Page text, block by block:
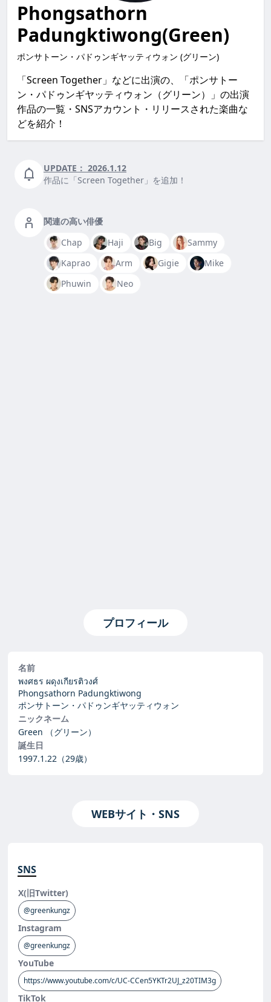
Phongsathorn
Padungktiwong(Green)
ポンサトーン・パドゥンギヤッティウォン (グリーン)
「Screen Together」などに出演の、「ポンサトー
ン・パドゥンギヤッティウォン（グリーン）」の出演
作品の一覧・SNSアカウント・リリースされた楽曲な
どを紹介！
UPDATE： 2026.1.12
作品に「Screen Together」を追加！
関連の高い俳優
Chap
Haji Big
Sammy
Kaprao
Arm Gigie
Mike
Phuwin
Neo
プロフィール
名前
พงศธร ผดุงเกียรติวงศ์
Phongsathorn Padungktiwong
ポンサトーン・パドゥンギヤッティウォン
ニックネーム
Green
（グリーン）
誕生日
1997.1.22 （29歳）
WEBサイト・SNS
SNS
X(旧Twitter)
@greenkungz
Instagram
@greenkungz
YouTube
https://www.youtube.com/c/UC-CCen5YKTr2UJ_z20TIM3g
TikTok